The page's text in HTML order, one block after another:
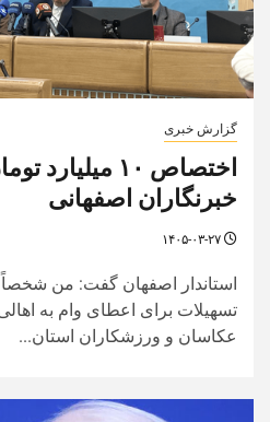
گزارش خبری
اختصاص ۱۰
خبرنگاران اصفهانی
تسهیلات برای اعطای وام به
عکاسان و ورزشکاران استان...